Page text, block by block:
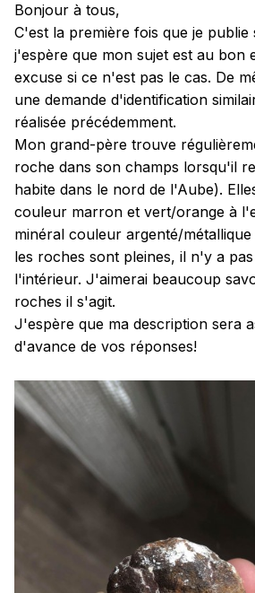
Bonjour à tous,
C'est la première fois que je
j'espère que mon sujet est au bon
excuse si ce n'est pas le cas. De
une demande d'identification
réalisée précédemment.
Mon grand-père trouve
roche dans son champs lorsqu'il
habite dans le nord de l'Aube).
couleur marron et vert/orange à
minéral couleur argenté/
les roches sont pleines, il n'y a
l'intérieur. J'aimerai beaucoup
roches il s'agit.
J'espère que ma description sera
d'avance de vos réponses!